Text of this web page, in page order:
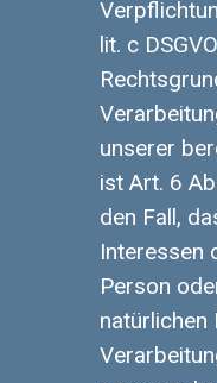
lit. c
unserer
ist Art. 6
den Fall,
Interessen
Person
natürlichen